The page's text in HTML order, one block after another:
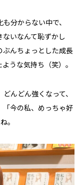
分からない中で、
ないなんて恥ずかし
んちょっとした成長
うな気持ち（笑）。
んどん強くなって、
「今の私、めっちゃ好
。